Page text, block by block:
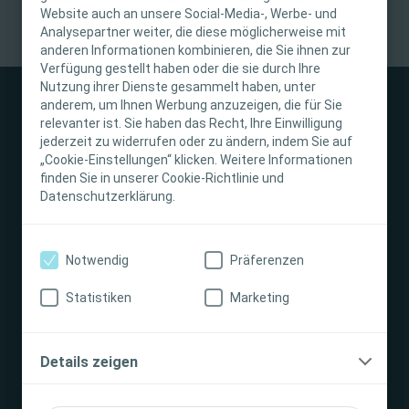
Website auch an unsere Social-Media-, Werbe- und
Analysepartner weiter, die diese möglicherweise mit
anderen Informationen kombinieren, die Sie ihnen zur
Verfügung gestellt haben oder die sie durch Ihre
Nutzung ihrer Dienste gesammelt haben, unter
anderem, um Ihnen Werbung anzuzeigen, die für Sie
relevanter ist. Sie haben das Recht, Ihre Einwilligung
jederzeit zu widerrufen oder zu ändern, indem Sie auf
„Cookie-Einstellungen“ klicken. Weitere Informationen
finden Sie in unserer Cookie-Richtlinie und
Datenschutzerklärung.
Notwendig Präferenzen
Statistiken Marketing
Details zeigen
Diese Website richtet sich nur an medizinisches
Fachpersonal. Der Inhalt der Website ist für
fachliche Informations- und Fortbildungszwecke
bestimmt. Coloplast bietet keinen individuellen
medizinischen Rat. Die Verantwortung für die
individuelle Patientenversorgung liegt beim
medizinischen Fachpersonal. Detaillierte
Produktinformationen zu den vorgestellten
Produkten, einschließlich Anwendungshinweise,
Vorsichtsmaßnahmen und Warnhinweisen,
finden Sie in der Gebrauchsanweisung (IFU) des
Produkts, die vor der Verwendung sorgfältig zu
Ich bin eine medizinische Fachkraft
Stomaversorgung
Interventional Urology
Unternehmen